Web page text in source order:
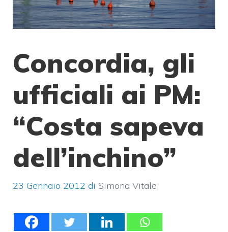
Concordia, gli
ufficiali ai PM:
“Costa sapeva
dell’inchino”
23 Gennaio 2012 di Simona Vitale